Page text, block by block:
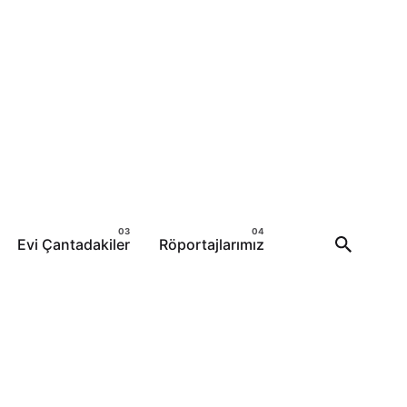
Evi Çantadakiler Röportajlarımız